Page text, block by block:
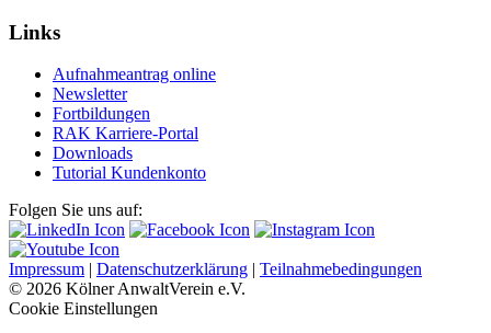
Links
Aufnahmeantrag online
Newsletter
Fortbildungen
RAK Karriere-Portal
Downloads
Tutorial Kundenkonto
Folgen Sie uns auf:
Impressum | Datenschutzerklärung | Teilnahmebedingungen
© 2026 Kölner AnwaltVerein e.V.
Cookie Einstellungen